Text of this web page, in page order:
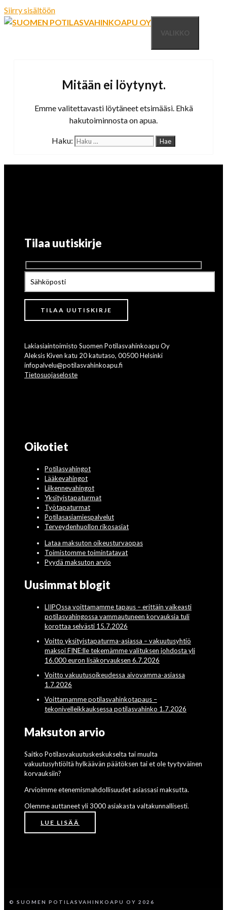
Siirry sisältöön
VALIKKO
Mitään ei löytynyt.
Emme valitettavasti löytäneet etsimääsi. Ehkä
hakutoiminnosta on apua.
Haku:
Tilaa uutiskirje
Lakiasiaintoimisto Suomen Potilasvahinkoapu Oy
Aleksis Kiven katu 20 katutaso, 00500 Helsinki
infopalvelu@potilasvahinkoapu.fi
Tietosuojaseloste
Oikotiet
Potilasvahingot
Lääkevahingot
Liikennevahingot
Yksityistapaturmat
Työtapaturmat
Potilasasiamiespalvelut
Terveydenhuollon rikosasiat
Lataa maksuton oikeusturvaopas
Toimistomme toimintatavat
Pyydä maksuton arvio
Uusimmat blogit
LIIPOssa voittamamme tapaus – erittäin vaikeasti
potilasvahingossa vammautuneen korvauksia tuli
korottaa selvästi 15.7.2026
Voitto yksityistapaturma-asiassa – vakuutusyhtiö
maksoi FINE:lle tekemämme valituksen johdosta yli
16.000 euron lisäkorvauksen 6.7.2026
Voitto vakuutusoikeudessa aivovamma-asiassa
1.7.2026
Voittamamme potilasvahinkotapaus –
tekonivelleikkauksessa potilasvahinko 1.7.2026
Maksuton arvio
Saitko Potilasvakuutuskeskukselta tai muulta
vakuutusyhtiöltä hylkäävän päätöksen tai et ole tyytyväinen
korvauksiin?
Arvioimme etenemismahdollisuudet asiassasi maksutta.
Olemme auttaneet yli 3000 asiakasta valtakunnallisesti.
LUE LISÄÄ
© SUOMEN POTILASVAHINKOAPU OY 2026